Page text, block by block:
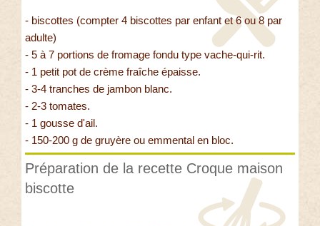
- biscottes (compter 4 biscottes par enfant et 6 ou 8 par
adulte)
- 5 à 7 portions de fromage fondu type vache-qui-rit.
- 1 petit pot de crème fraîche épaisse.
- 3-4 tranches de jambon blanc.
- 2-3 tomates.
- 1 gousse d'ail.
- 150-200 g de gruyère ou emmental en bloc.
Préparation de la recette Croque maison
biscotte